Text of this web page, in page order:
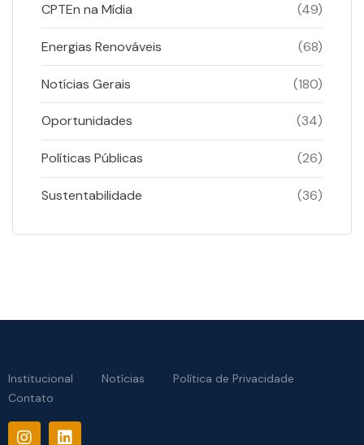
CPTEn na Mídia (49)
Energias Renováveis (68)
Notícias Gerais (180)
Oportunidades (34)
Políticas Públicas (26)
Sustentabilidade (36)
Institucional Notícias
Política de Privacidade
Contato